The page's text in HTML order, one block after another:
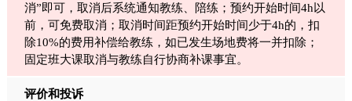
消”即可，取消后系统通知教练、陪练；预约开始时间4h以
前，可免费取消；取消时间距预约开始时间少于4h的，扣
除10%的费用补偿给教练，如已发生场地费将一并扣除；
固定班大课取消与教练自行协商补课事宜。
评价和投诉